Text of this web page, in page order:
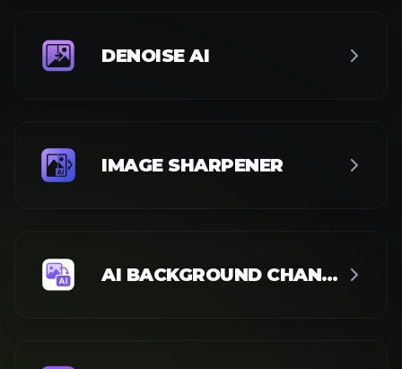
DENOISE AI
IMAGE SHARPENER
AI BACKGROUND CHANGER